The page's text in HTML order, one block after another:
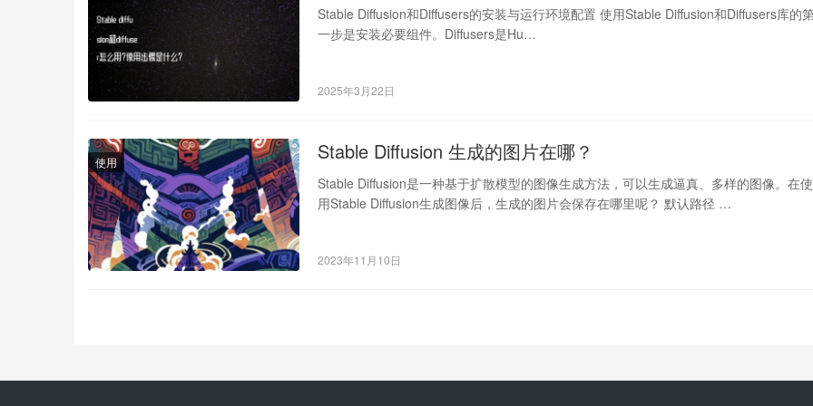
Stable Diffusion和Diffusers的安装与运行环境配置 使用Stable Diffusion和Diffusers库的
一步是安装必要组件。Diffusers是Hu…
2025年3月22日
使用 Stable Diffusion 生成的图片在哪？
Stable Diffusion是一种基于扩散模型的图像生成方法，可以生成逼真、多样的图像。在使
用Stable Diffusion生成图像后，生成的图片会保存在哪里呢？ 默认路径 …
2023年11月10日